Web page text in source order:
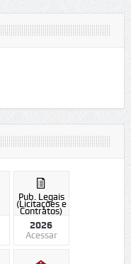
Pub. Legais
(Licitações e
Contratos)
2026
Acessar